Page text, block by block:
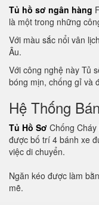
Tủ hồ sơ ngân hàng
là một trong những
Với màu sắc nổi vân
Âu.
Với công nghệ này Tủ
bóng mịn, chống gỉ và
Hệ Thống
Tủ Hồ Sơ Chống
được bố trí 4 bánh xe
việc di chuyển.
Ngăn kéo được làm
mẽ.